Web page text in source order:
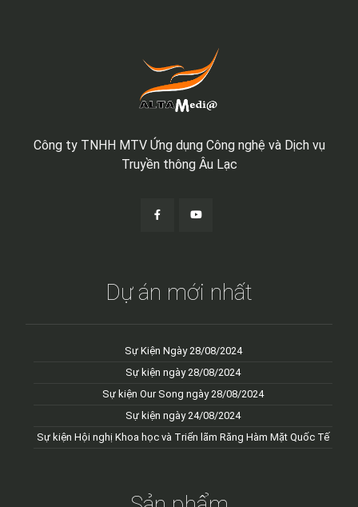
Công ty TNHH MTV Ứng dụng Công nghệ và Dịch vụ
Truyền thông Âu Lạc
Dự án mới nhất
Sự Kiện Ngày 28/08/2024
Sự kiện ngày 28/08/2024
Sự kiện Our Song ngày 28/08/2024
Sự kiện ngày 24/08/2024
Sự kiện Hội nghị Khoa học và Triển lãm Răng Hàm Mặt Quốc Tế